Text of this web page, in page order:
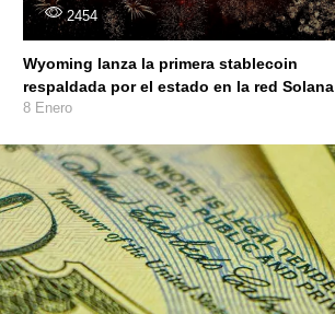
2454
Wyoming lanza la primera stablecoin
respaldada por el estado en la red Solana
8 Enero